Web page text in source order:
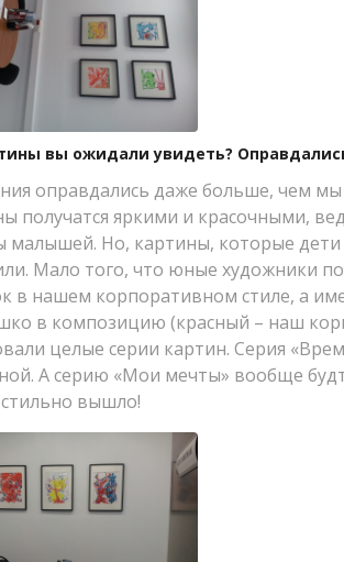
вы ожидали увидеть?
оправдались даже больше, чем
получатся яркими и красочными,
малышей. Но, картины, которые дети
Мало того, что юные художники
в нашем корпоративном стиле, а
в композицию (красный – наш
целые серии картин. Серия
А серию «Мои мечты» вообще
вышло!